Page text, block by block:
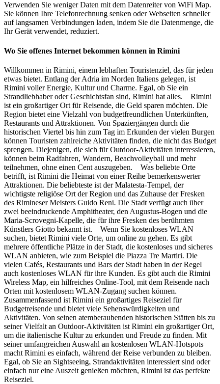
Verwenden Sie weniger Daten mit dem Datenreiter von WiFi Map.
Sie können Ihre Telefonrechnung senken oder Webseiten schneller
auf langsamen Verbindungen laden, indem Sie die Datenmenge, die
Ihr Gerät verwendet, reduziert.
Wo Sie offenes Internet bekommen können in Rimini
Willkommen in Rimini, einem lebhaften Touristenziel, das für jeden
etwas bietet. Entlang der Adria im Norden Italiens gelegen, ist
Rimini voller Energie, Kultur und Charme. Egal, ob Sie ein
Strandliebhaber oder Geschichtsfan sind, Rimini hat alles. Rimini
ist ein großartiger Ort für Reisende, die Geld sparen möchten. Die
Region bietet eine Vielzahl von budgetfreundlichen Unterkünften,
Restaurants und Attraktionen. Von Spaziergängen durch die
historischen Viertel bis hin zum Tag im Erkunden der vielen Burgen
können Touristen zahlreiche Aktivitäten finden, die nicht das Budget
sprengen. Diejenigen, die sich für Outdoor-Aktivitäten interessieren,
können beim Radfahren, Wandern, Beachvolleyball und mehr
teilnehmen, ohne einen Cent auszugeben. Was beliebte Orte
betrifft, ist Rimini die Heimat von einer Reihe bemerkenswerter
Attraktionen. Die beliebteste ist der Malatesta-Tempel, der
wichtigste religiöse Ort der Region und das Zuhause der Fresken
des Rimineser Meisters Guido Reni. Die Stadt verfügt auch über
zwei beeindruckende Amphitheater, den Augustus-Bogen und die
Maria-Scrovegni-Kapelle, die für ihre Fresken des berühmten
Künstlers Giotto bekannt ist. Wenn Sie kostenloses WLAN
suchen, bietet Rimini viele Orte, um online zu gehen. Es gibt
mehrere öffentliche Plätze in der Stadt, die kostenloses und sicheres
WLAN anbieten, wie zum Beispiel die Piazza Tre Martiri. Die
vielen Cafés, Restaurants und Bars der Stadt haben in der Regel
auch kostenloses WLAN für ihre Kunden. Es gibt auch die Rimini
Wireless Map, ein hilfreiches Online-Tool, mit dem Reisende nach
Orten mit kostenlosem WLAN-Zugang suchen können.
Zusammenfassend ist Rimini ein großartiges Reiseziel für
Budgetreisende und bietet viele Sehenswürdigkeiten und
Aktivitäten. Von seinen atemberaubenden historischen Stätten bis zu
seiner Vielfalt an Outdoor-Aktivitäten ist Rimini ein großartiger Ort,
um die italienische Kultur zu erkunden und Freude zu finden. Mit
seiner umfangreichen Auswahl an kostenlosen WLAN-Hotspots
macht Rimini es einfach, während der Reise verbunden zu bleiben.
Egal, ob Sie an Sightseeing, Strandaktivitäten interessiert sind oder
einfach nur eine Auszeit genießen möchten, Rimini ist das perfekte
Reiseziel.